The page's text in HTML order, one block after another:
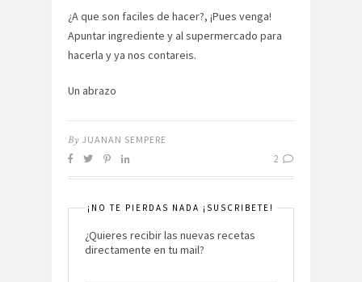
¿A que son faciles de hacer?, ¡Pues venga!
Apuntar ingrediente y al supermercado para
hacerla y ya nos contareis.
Un abrazo
By JUANAN SEMPERE
2
¡NO TE PIERDAS NADA ¡SUSCRIBETE!
¿Quieres recibir las nuevas recetas
directamente en tu mail?